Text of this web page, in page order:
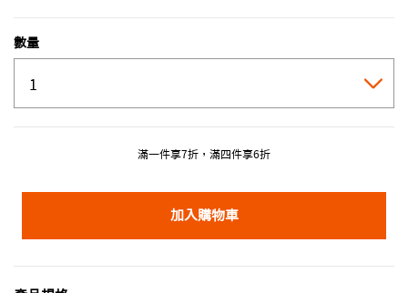
數量
滿一件享7折，滿四件享6折
加入購物車